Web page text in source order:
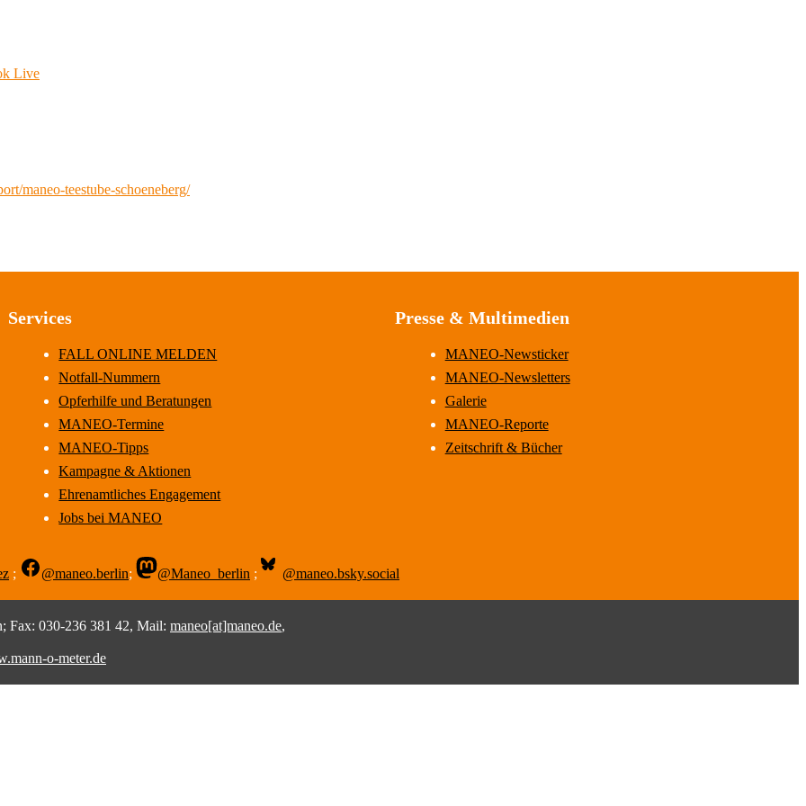
Live
maneo-teestube-schoeneberg/
Services
FALL ONLINE MELDEN
Notfall-Nummern
Opferhilfe und Beratungen
MANEO-Termine
MANEO-Tipps
Kampagne & Aktionen
Ehrenamtliches Engagement
Jobs bei MANEO
Presse & Multimedien
MANEO-Newsticker
MANEO-Newsletters
Galerie
MANEO-Reporte
Zeitschrift & Bücher
; @maneo.berlin; @Maneo_berlin ; @maneo.bsky.social
Fax: 030-236 381 42, Mail: maneo[at]maneo.de,
o-meter.de